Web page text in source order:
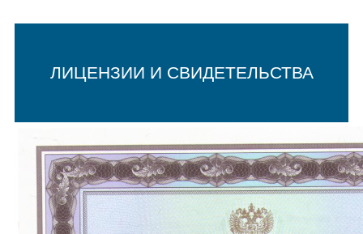
ЛИЦЕНЗИИ И СВИДЕТЕЛЬСТВА